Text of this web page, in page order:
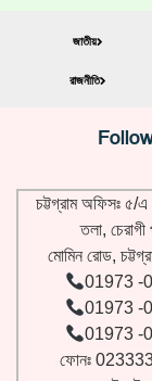
জাতীয়
রাজনীতি
চট্টগ্রাম অফিসঃ ৫/
তলা, চেরাগী
মোমিন রোড,
01973 -
01973 -
01973 -
ফোনঃ